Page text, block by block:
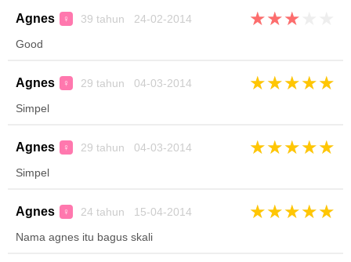
Agnes ♀ 39 tahun 24-02-2014 ★★★
Good
Agnes ♀ 29 tahun 04-03-2014 ★★★★★
Simpel
Agnes ♀ 29 tahun 04-03-2014 ★★★★★
Simpel
Agnes ♀ 24 tahun 15-04-2014 ★★★★★
Nama agnes itu bagus skali